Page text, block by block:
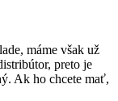
máme však už
preto je
Ak ho chcete mať,